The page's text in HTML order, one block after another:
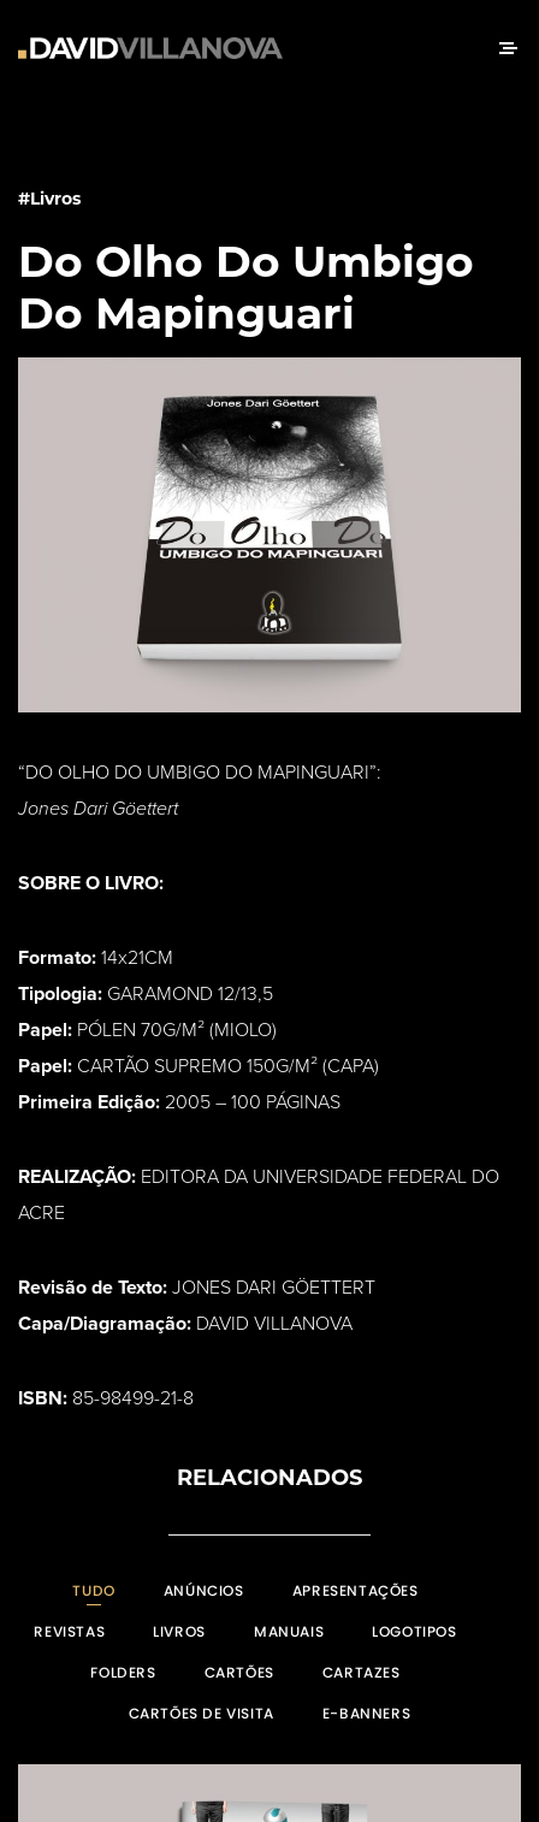
#Livros
Do Olho Do Umbigo
Do Mapinguari
“DO OLHO DO UMBIGO DO MAPINGUARI”:
Jones Dari Göettert
SOBRE O LIVRO:
Formato: 14x21CM
Tipologia: GARAMOND 12/13,5
Papel: PÓLEN 70G/M² (MIOLO)
Papel: CARTÃO SUPREMO 150G/M² (CAPA)
Primeira Edição: 2005 – 100 PÁGINAS
REALIZAÇÃO: EDITORA DA UNIVERSIDADE FEDERAL DO
ACRE
Revisão de Texto: JONES DARI GÖETTERT
Capa/Diagramação: DAVID VILLANOVA
ISBN: 85-98499-21-8
RELACIONADOS
TUDO ANÚNCIOS
APRESENTAÇÕES
REVISTAS
LIVROS MANUAIS
LOGOTIPOS
FOLDERS
CARTÕES
CARTAZES
CARTÕES DE VISITA
E-BANNERS